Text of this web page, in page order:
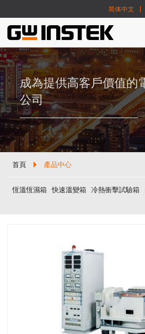
简体中文
成為提供高客戶價值的
公司
首頁 產品中心
恆溫恆濕箱 快速溫變箱 冷熱衝擊試驗箱